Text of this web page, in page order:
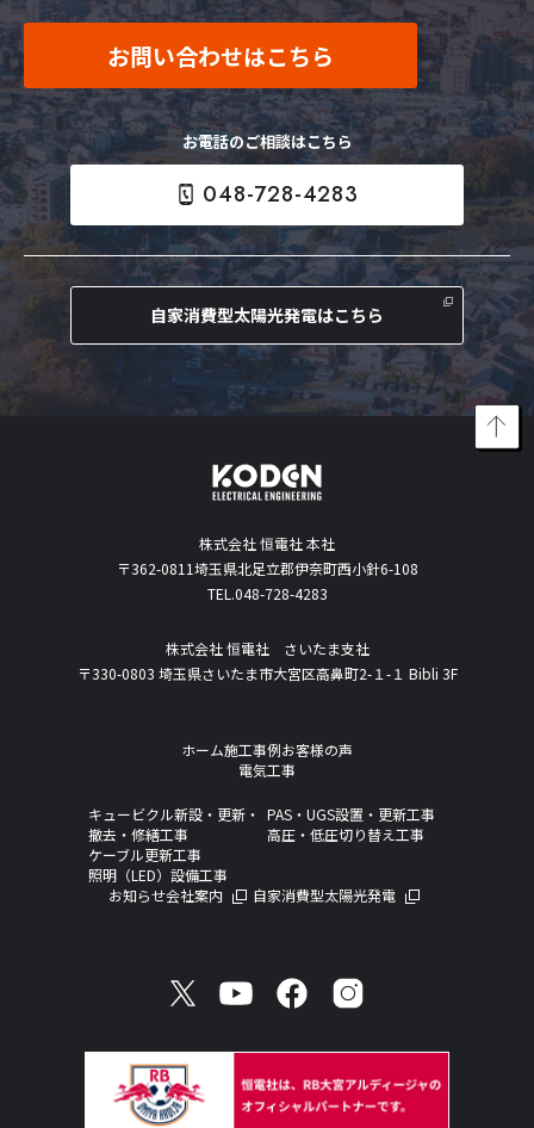
お問い合わせはこちら
お電話のご相談はこちら
048-728-4283
自家消費型太陽光発電はこちら
株式会社 恒電社 本社
〒362-0811埼玉県北足立郡伊奈町西小針6-108
TEL.048-728-4283
株式会社 恒電社 さいたま支社
〒330-0803 埼玉県さいたま市大宮区高鼻町2-１-１ Bibli 3F
ホーム施工事例お客様の声
電気工事
キュービクル新設・更新・
撤去・修繕工事
ケーブル更新工事
照明（LED）設備工事
PAS・UGS設置・更新工事
高圧・低圧切り替え工事
お知らせ会社案内 自家消費型太陽光発電